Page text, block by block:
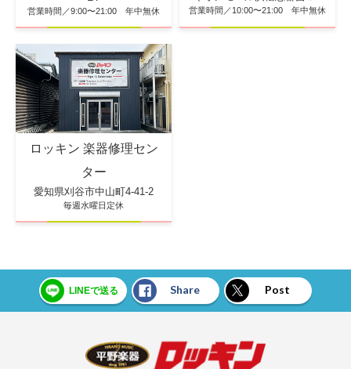
営業時間／9:00〜21:00 年中無休 営業時間／10:00〜21:00 年中無休
ロッキン 楽器修理セン
ター
愛知県刈谷市中山町4-41-2
毎週水曜日定休
LINEで送る Share Post